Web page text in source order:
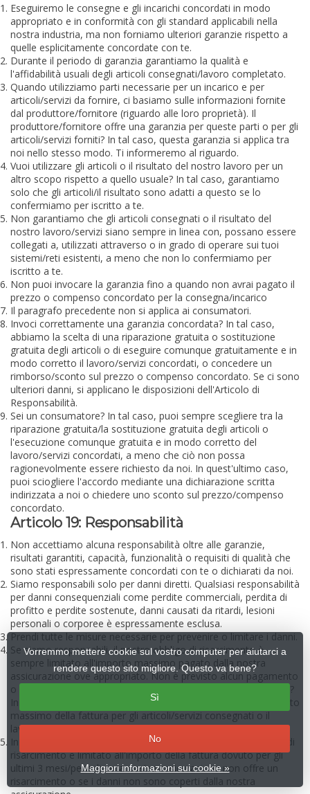
Eseguiremo le consegne e gli incarichi concordati in modo
appropriato e in conformità con gli standard applicabili nella
nostra industria, ma non forniamo ulteriori garanzie rispetto a
quelle esplicitamente concordate con te.
Durante il periodo di garanzia garantiamo la qualità e
l'affidabilità usuali degli articoli consegnati/lavoro completato.
Quando utilizziamo parti necessarie per un incarico e per
articoli/servizi da fornire, ci basiamo sulle informazioni fornite
dal produttore/fornitore (riguardo alle loro proprietà). Il
produttore/fornitore offre una garanzia per queste parti o per gli
articoli/servizi forniti? In tal caso, questa garanzia si applica tra
noi nello stesso modo. Ti informeremo al riguardo.
Vuoi utilizzare gli articoli o il risultato del nostro lavoro per un
altro scopo rispetto a quello usuale? In tal caso, garantiamo
solo che gli articoli/il risultato sono adatti a questo se lo
confermiamo per iscritto a te.
Non garantiamo che gli articoli consegnati o il risultato del
nostro lavoro/servizi siano sempre in linea con, possano essere
collegati a, utilizzati attraverso o in grado di operare sui tuoi
sistemi/reti esistenti, a meno che non lo confermiamo per
iscritto a te.
Non puoi invocare la garanzia fino a quando non avrai pagato il
prezzo o compenso concordato per la consegna/incarico
Il paragrafo precedente non si applica ai consumatori.
Invoci correttamente una garanzia concordata? In tal caso,
abbiamo la scelta di una riparazione gratuita o sostituzione
gratuita degli articoli o di eseguire comunque gratuitamente e in
modo corretto il lavoro/servizi concordati, o concedere un
rimborso/sconto sul prezzo o compenso concordato. Se ci sono
ulteriori danni, si applicano le disposizioni dell'Articolo di
Responsabilità.
Sei un consumatore? In tal caso, puoi sempre scegliere tra la
riparazione gratuita/la sostituzione gratuita degli articoli o
l'esecuzione comunque gratuita e in modo corretto del
lavoro/servizi concordati, a meno che ciò non possa
ragionevolmente essere richiesto da noi. In quest'ultimo caso,
puoi sciogliere l'accordo mediante una dichiarazione scritta
indirizzata a noi o chiedere uno sconto sul prezzo/compenso
concordato.
Articolo 19: Responsabilità
Non accettiamo alcuna responsabilità oltre alle garanzie,
risultati garantiti, capacità, funzionalità o requisiti di qualità che
sono stati espressamente concordati con te o dichiarati da noi.
Siamo responsabili solo per danni diretti. Qualsiasi responsabilità
per danni consequenziali come perdite commerciali, perdita di
profitto e perdite sostenute, danni causati da ritardi, lesioni
personali o corporee è espressamente esclusa.
Prendi tutte le misure necessarie per prevenire o limitare i danni.
Se siamo responsabili, il nostro obbligo di risarcimento è
sempre limitato all'importo massimo pagato dalla nostra
assicurazione ove appropriato. Non è previsto alcun pagamento
o i danni non sono coperti da un'assicurazione stipulata da noi?
In tal caso, il nostro obbligo di risarcimento è limitato all'importo
massimo della fattura per gli articoli/servizi consegnati o il
lavoro svolto.
In caso di contratti a esecuzione continuata, il nostro obbligo di
risarcimento è limitato all'importo della fattura dovuto per gli
ultimi 3 mesi/periodi se la nostra assicurazione non offre un
risarcimento o se i danni non sono coperti dalla nostra
Vorremmo mettere cookie sul vostro computer per aiutarci a
rendere questo sito migliore. Questo va bene?
Sì
No
Maggiori informazioni sui cookie »